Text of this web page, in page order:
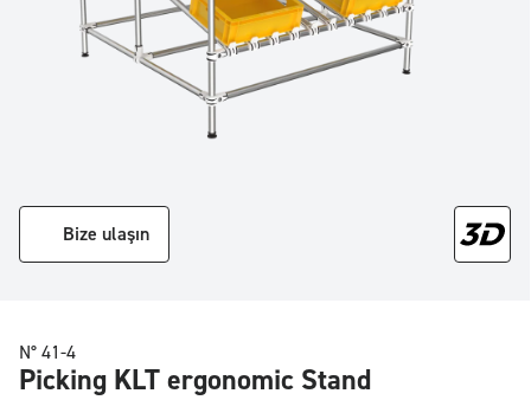
Bize ulaşın
N° 41-4
Picking KLT ergonomic Stand